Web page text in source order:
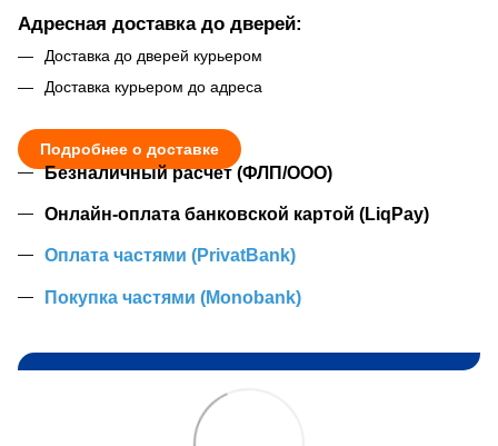
Адресная доставка до дверей:
Доставка до дверей курьером
Доставка курьером до адреса
Подробнее о доставке
Безналичный расчет (ФЛП/ООО)
Онлайн-оплата банковской картой (LiqPay)
Оплата частями (PrivatBank)
Покупка частями (Monobank)